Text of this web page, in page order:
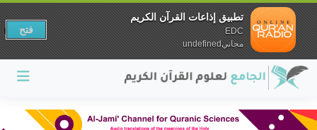
تطبيق إذاعات القرآن الكريم
EDC
مجانيundefined
فتح